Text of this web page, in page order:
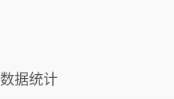
数据统计